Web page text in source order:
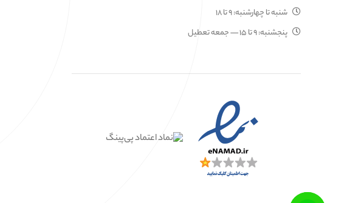
شنبه تا چهارشنبه:۹ تا ۱۸
پنجشنبه:۹ تا ۱۵ — جمعه تعطیل